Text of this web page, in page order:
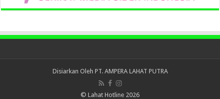
Disiarkan Oleh PT. AMPERA LAHAT PUTRA
© Lahat Hotline 2026